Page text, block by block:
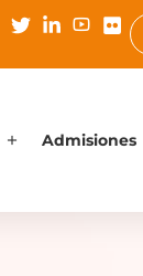
Admisiones